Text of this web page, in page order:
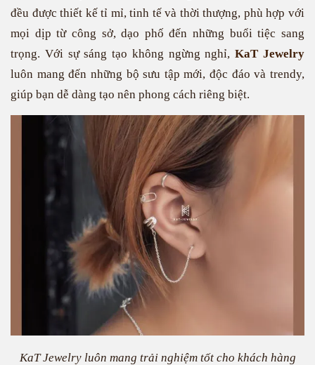
đều được thiết kế tỉ mỉ, tinh tế và thời thượng, phù hợp với
mọi dịp từ công sở, dạo phố đến những buổi tiệc sang
trọng. Với sự sáng tạo không ngừng nghỉ, KaT Jewelry
luôn mang đến những bộ sưu tập mới, độc đáo và trendy,
giúp bạn dễ dàng tạo nên phong cách riêng biệt.
KaT Jewelry luôn mang trải nghiệm tốt cho khách hàng